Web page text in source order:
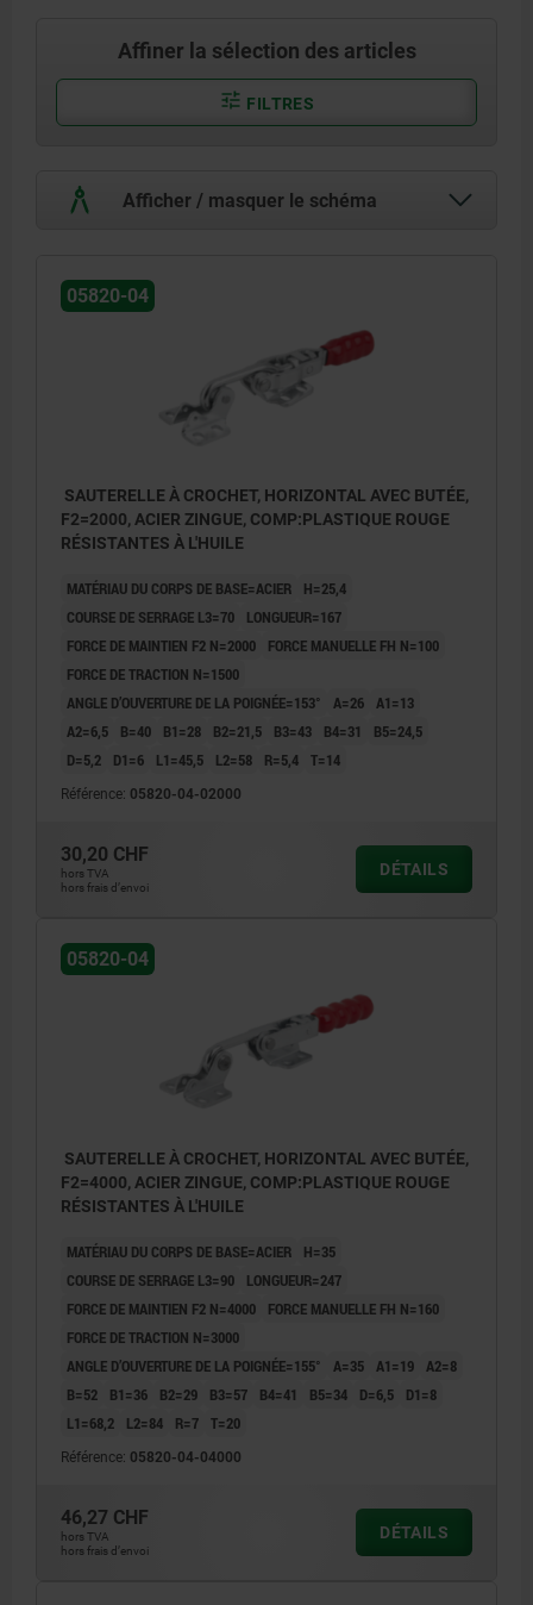
Affiner la sélection des articles
FILTRES
Afficher / masquer le schéma
05820-04
SAUTERELLE À CROCHET, HORIZONTAL AVEC BUTÉE,
F2=2000, ACIER ZINGUE, COMP:PLASTIQUE ROUGE
RÉSISTANTES À L'HUILE
MATÉRIAU DU CORPS DE BASE=ACIER
H=25,4
COURSE DE SERRAGE L3=70
LONGUEUR=167
FORCE DE MAINTIEN F2 N=2000
FORCE MANUELLE FH N=100
FORCE DE TRACTION N=1500
ANGLE D’OUVERTURE DE LA POIGNÉE=153°
A=26 A1=13
A2=6,5
B=40 B1=28 B2=21,5 B3=43 B4=31
B5=24,5
D=5,2
D1=6 L1=45,5 L2=58 R=5,4 T=14
Référence: 05820-04-02000
30,20 CHF
hors TVA
hors frais d’envoi
DÉTAILS
05820-04
SAUTERELLE À CROCHET, HORIZONTAL AVEC BUTÉE,
F2=4000, ACIER ZINGUE, COMP:PLASTIQUE ROUGE
RÉSISTANTES À L'HUILE
MATÉRIAU DU CORPS DE BASE=ACIER
H=35
COURSE DE SERRAGE L3=90
LONGUEUR=247
FORCE DE MAINTIEN F2 N=4000
FORCE MANUELLE FH N=160
FORCE DE TRACTION N=3000
ANGLE D’OUVERTURE DE LA POIGNÉE=155°
A=35 A1=19 A2=8
B=52
B1=36 B2=29 B3=57 B4=41 B5=34 D=6,5
D1=8
L1=68,2
L2=84 R=7 T=20
Référence: 05820-04-04000
46,27 CHF
hors TVA
hors frais d’envoi
DÉTAILS